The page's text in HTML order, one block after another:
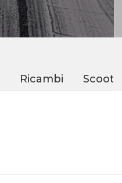
Ricambi